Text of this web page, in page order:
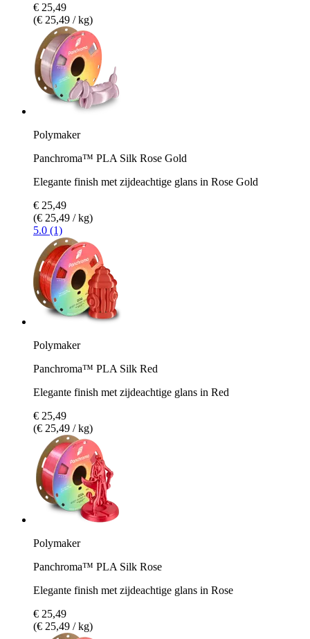
€ 25,49
(€ 25,49 / kg)
Polymaker
Panchroma™ PLA Silk Rose Gold
Elegante finish met zijdeachtige glans in Rose Gold
€ 25,49
(€ 25,49 / kg)
5.0 (1)
Polymaker
Panchroma™ PLA Silk Red
Elegante finish met zijdeachtige glans in Red
€ 25,49
(€ 25,49 / kg)
Polymaker
Panchroma™ PLA Silk Rose
Elegante finish met zijdeachtige glans in Rose
€ 25,49
(€ 25,49 / kg)